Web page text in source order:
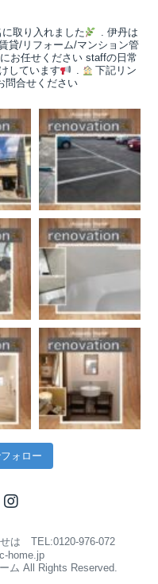
取り入れました . 伊丹は
貸/リフォーム/マンション管
お任せください staffの日常
しています
.
下記リン
問合せください
ォロー
せは TEL:0120-976-072
home.jp
ム All Rights Reserved.